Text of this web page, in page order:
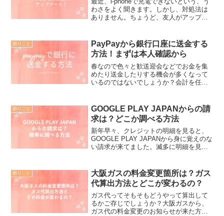
わさをよく聞きます。しかし、対処法は
ありません。ちょうど、友人がアップデ
で、アップルに問い合わせてみました。
対処方法に...
困りごと
PayPayから銀行口座に送金する
方法！まずは本人確認から
春なので色々と歓送迎会などでお金を集
めたり送金したりする機会が多くなって
いるのではないでしょうか？会計を任さ
も便利ですよね。PayPayに振り込んでも
らった後に...
困りごと
GOOGLE PLAY JAPANからの請
求は？どこか調べる方法
新年早々、クレジットの明細を見ると、
GOOGLE PLAY JAPANから身に覚えのな
い請求が来てました。滅多に明細を見な
けています。一体どこから調べれば良...
困りごと
大阪ガスの料金変更箇所は？ガス
代算出方法とどこが変わるの？
ガス代ってそもそもどうやって算出して
るかご存じでしょうか？大阪ガスから、
ガス代の料金変更のお知らせが来た方